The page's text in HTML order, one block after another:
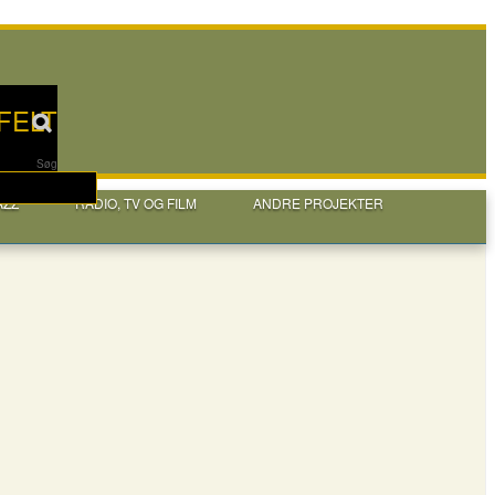
Søg
RADIO, TV OG FILM
ANDRE PROJEKTER